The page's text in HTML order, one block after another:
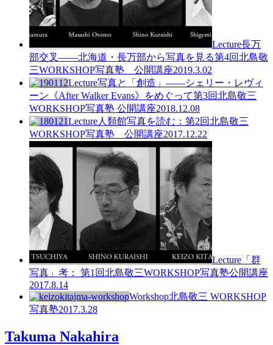
Lecture長万
部交叉——北海道・長万部から写真を見る第4回北島敬
三WORKSHOP写真塾 公開講座2019.3.02
Lecture写真と「創造」 ――シェリー・レヴィ
ーン《After Walker Evans》をめぐって第3回北島敬三
WORKSHOP写真塾 公開講座2018.12.08
Lecture人類館写真を読む： 第2回北島敬三
WORKSHOP写真塾 公開講座2017.12.22
Lecture 「群
写真」考：
第1回北島敬三WORKSHOP写真塾公開講座
2017.8.14
Workshop北島敬三 WORKSHOP
写真塾2017.3.28
Takuma Nakahira